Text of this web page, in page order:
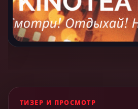
ТИЗЕР И ПРОСМОТР